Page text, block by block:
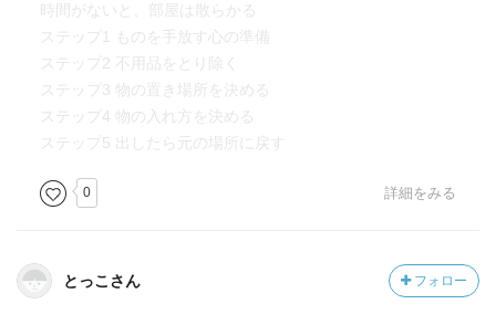
時間がないと、部屋は散らかる
ステップ1 ものを手放す心の準備
ステップ2 不用品をとり除く
ステップ3 物の置き場所を決める
ステップ4 物の入れ方を決める
ステップ5 出したら元の場所に戻す
0 詳細をみる
とっこさん フォロー